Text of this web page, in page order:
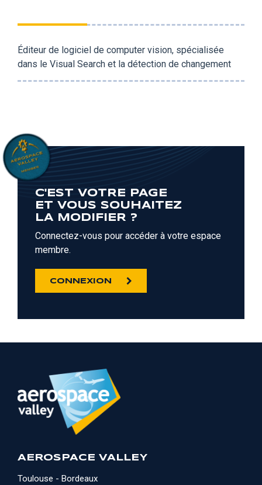
Éditeur de logiciel de computer vision, spécialisée
dans le Visual Search et la détection de changement
C'EST VOTRE PAGE
ET VOUS SOUHAITEZ
LA MODIFIER ?
Connectez-vous pour accéder à votre espace
membre.
CONNEXION
AEROSPACE VALLEY
Toulouse - Bordeaux